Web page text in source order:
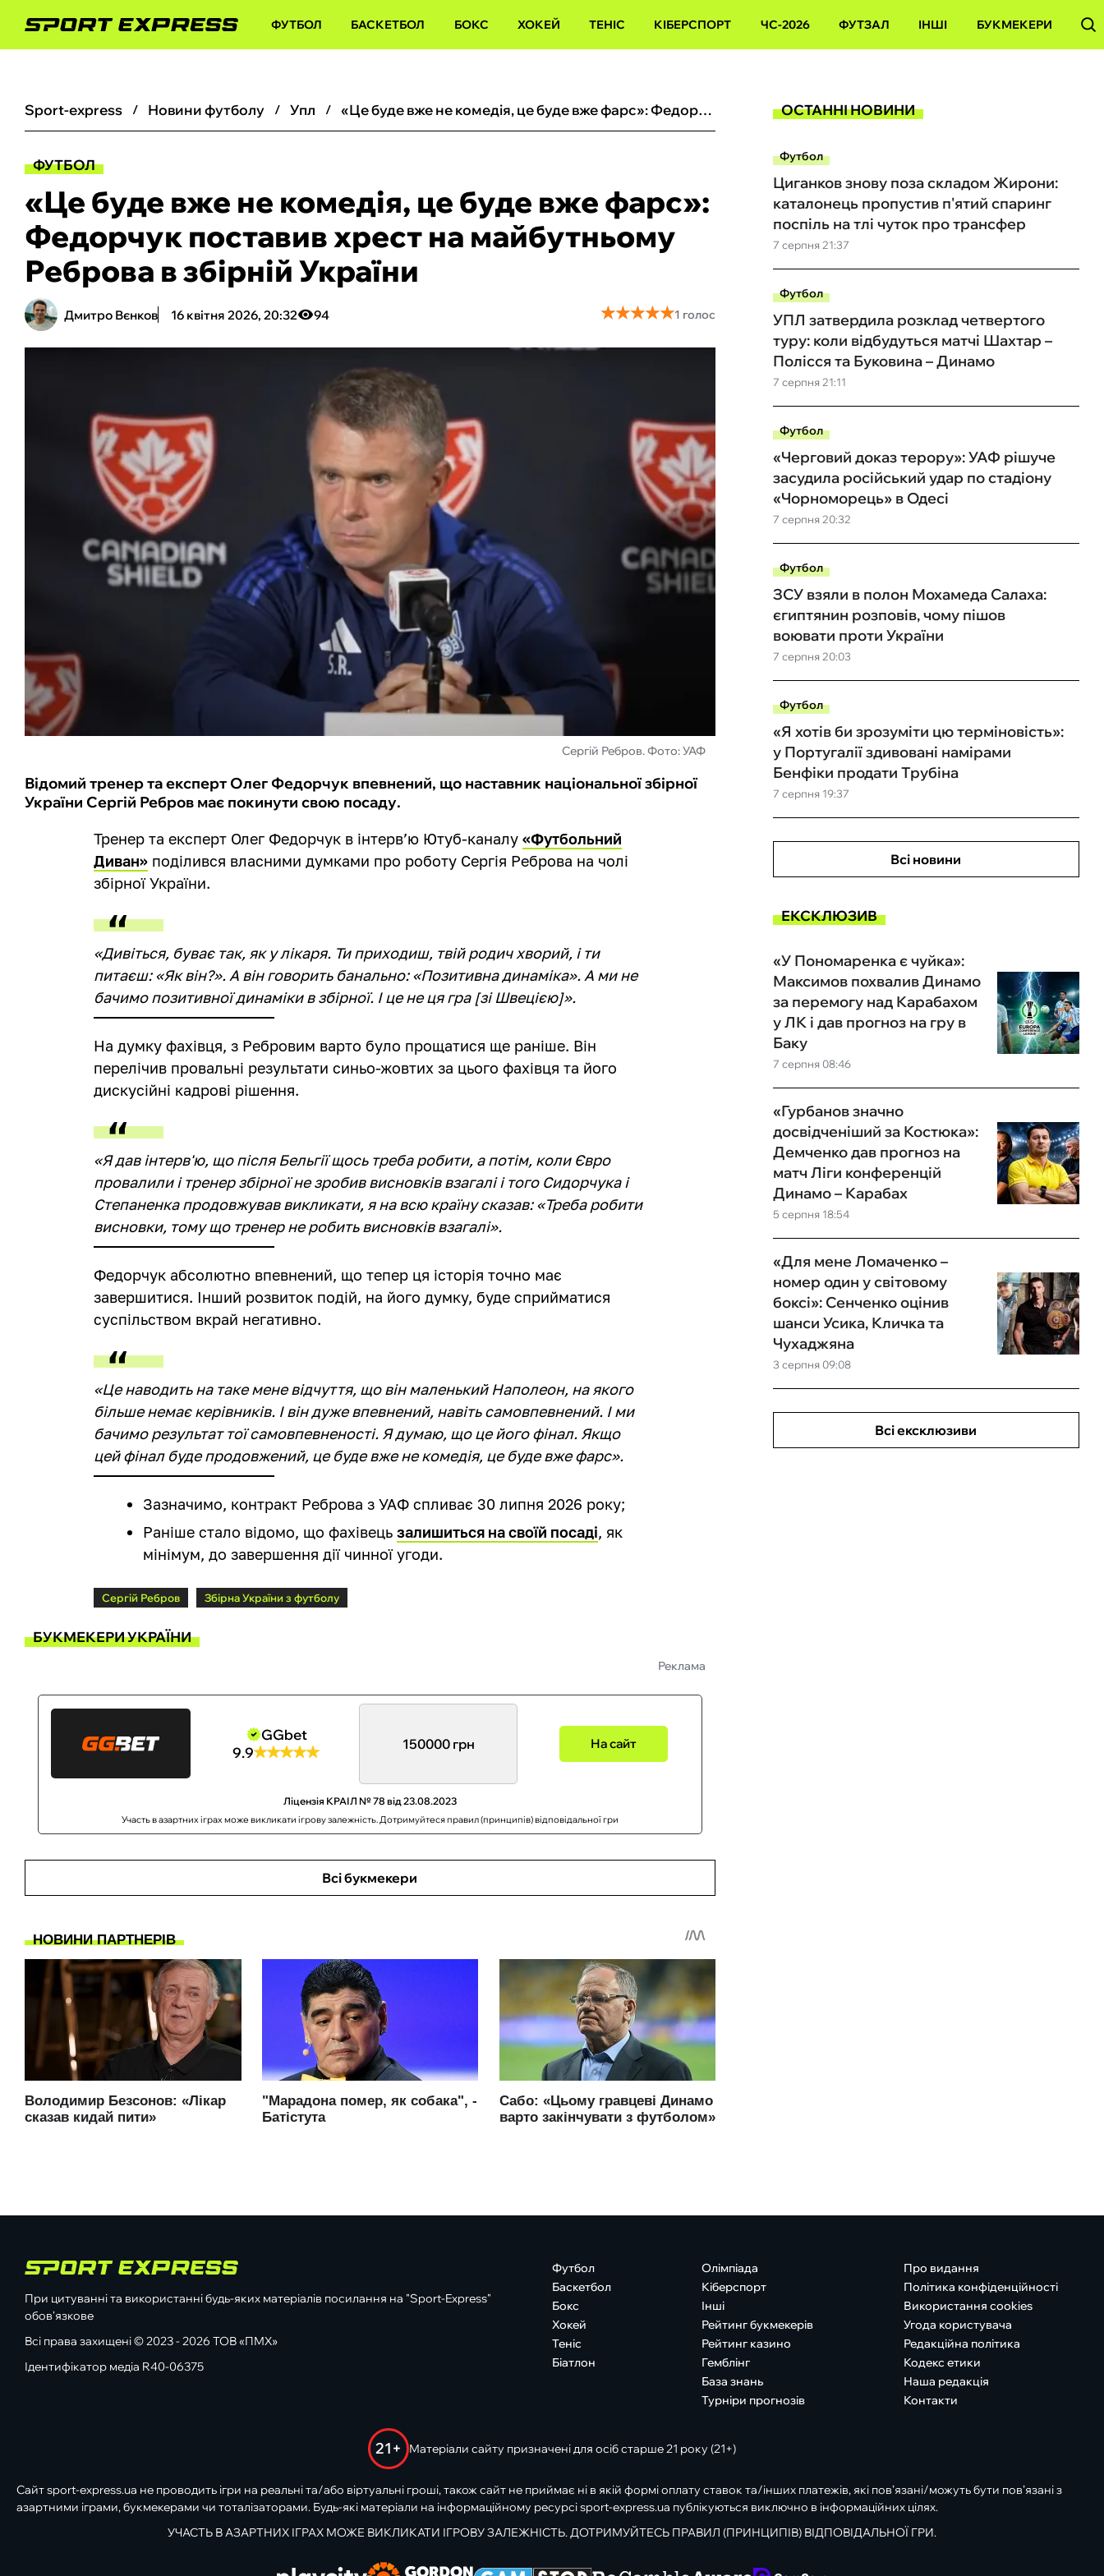
ФУТБОЛ БАСКЕТБОЛ БОКС ХОКЕЙ ТЕНІС КІБЕРСПОРТ ЧС-2026 ФУТЗАЛ ІНШІ БУКМЕКЕРИ
sport-express новини футболу упл «Це буде вже не комедія, це буде вже фарс»: Федорчук поставив хрест на майбутньому Реброва в збірній України
ФУТБОЛ
«Це буде вже не комедія, це буде вже фарс»:
Федорчук поставив хрест на майбутньому
Реброва в збірній України
Дмитро Вєнков 16 квітня 2026, 20:32 94 ★★★★★
★★★★★1 голос
Сергій Ребров. Фото: УАФ
Відомий тренер та експерт Олег Федорчук впевнений, що наставник національної збірної
України Сергій Ребров має покинути свою посаду.
Тренер та експерт Олег Федорчук в інтерв’ю Ютуб-каналу«Футбольний
Диван» поділився власними думками про роботу Сергія Реброва на чолі
збірної України.
«Дивіться, буває так, як у лікаря. Ти приходиш, твій родич хворий, і ти
питаєш: «Як він?». А він говорить банально: «Позитивна динаміка». А ми не
бачимо позитивної динаміки в збірної. І це не ця гра [зі Швецією]».
На думку фахівця, з Ребровим варто було прощатися ще раніше. Він
перелічив провальні результати синьо-жовтих за цього фахівця та його
дискусійні кадрові рішення.
«Я дав інтерв'ю, що після Бельгії щось треба робити, а потім, коли Євро
провалили і тренер збірної не зробив висновків взагалі і того Сидорчука і
Степаненка продовжував викликати, я на всю країну сказав: «Треба робити
висновки, тому що тренер не робить висновків взагалі».
Федорчук абсолютно впевнений, що тепер ця історія точно має
завершитися. Інший розвиток подій, на його думку, буде сприйматися
суспільством вкрай негативно.
«Це наводить на таке мене відчуття, що він маленький Наполеон, на якого
більше немає керівників. І він дуже впевнений, навіть самовпевнений. І ми
бачимо результат тої самовпевненості. Я думаю, що це його фінал. Якщо
цей фінал буде продовжений, це буде вже не комедія, це буде вже фарс».
Зазначимо, контракт Реброва з УАФ спливає 30 липня 2026 року;
Раніше стало відомо, що фахівецьзалишиться на своїй посаді, як
мінімум, до завершення дії чинної угоди.
Сергій Ребров Збірна України з футболу
БУКМЕКЕРИ УКРАЇНИ
Реклама
GGbet
9.9
150000 грн На сайт
Ліцензія КРАІЛ № 78 від 23.08.2023
Участь в азартних іграх може викликати ігрову залежність. Дотримуйтеся правил (принципів) відповідальної гри
Всі букмекери
ОСТАННІ НОВИНИ
Футбол
7 серпня 21:37
Циганков знову поза складом Жирони:
каталонець пропустив п'ятий спаринг
поспіль на тлі чуток про трансфер
Футбол
7 серпня 21:11
УПЛ затвердила розклад четвертого
туру: коли відбудуться матчі Шахтар –
Полісся та Буковина – Динамо
Футбол
7 серпня 20:32
«Черговий доказ терору»: УАФ рішуче
засудила російський удар по стадіону
«Чорноморець» в Одесі
Футбол
7 серпня 20:03
ЗСУ взяли в полон Мохамеда Салаха:
єгиптянин розповів, чому пішов
воювати проти України
Футбол
7 серпня 19:37
«Я хотів би зрозуміти цю терміновість»:
у Португалії здивовані намірами
Бенфіки продати Трубіна
Всі новини
ЕКСКЛЮЗИВ
7 серпня 08:46
«У Пономаренка є чуйка»:
Максимов похвалив Динамо
за перемогу над Карабахом
у ЛК і дав прогноз на гру в
Баку
5 серпня 18:54
«Гурбанов значно
досвідченіший за Костюка»:
Демченко дав прогноз на
матч Ліги конференцій
Динамо – Карабах
3 серпня 09:08
«Для мене Ломаченко –
номер один у світовому
боксі»: Сенченко оцінив
шанси Усика, Кличка та
Чухаджяна
Всі ексклюзиви
При цитуванні та використанні будь-яких матеріалів посилання на "Sport-Express"
обов'язкове
Всі права захищені © 2023 - 2026 ТОВ «ПМХ»
Ідентифікатор медіа R40-06375
Футбол
Баскетбол
Бокс
Хокей
Теніс
Біатлон
Олімпіада
Кіберспорт
Інші
Рейтинг букмекерів
Рейтинг казино
Гемблінг
База знань
Турніри прогнозів
Про видання
Політика конфіденційності
Використання cookies
Угода користувача
Редакційна політика
Кодекс етики
Наша редакція
Контакти
21+ Матеріали сайту призначені для осіб старше 21 року (21+)
Сайт sport-express.ua не проводить ігри на реальні та/або віртуальні гроші, також сайт не приймає ні в якій формі оплату ставок та/інших платежів, які пов’язані/можуть бути пов’язані з
азартними іграми, букмекерами чи тоталізаторами. Будь-які матеріали на інформаційному ресурсі sport-express.ua публікуються виключно в інформаційних цілях.
УЧАСТЬ В АЗАРТНИХ ІГРАХ МОЖЕ ВИКЛИКАТИ ІГРОВУ ЗАЛЕЖНІСТЬ. ДОТРИМУЙТЕСЬ ПРАВИЛ (ПРИНЦИПІВ) ВІДПОВІДАЛЬНОЇ ГРИ.